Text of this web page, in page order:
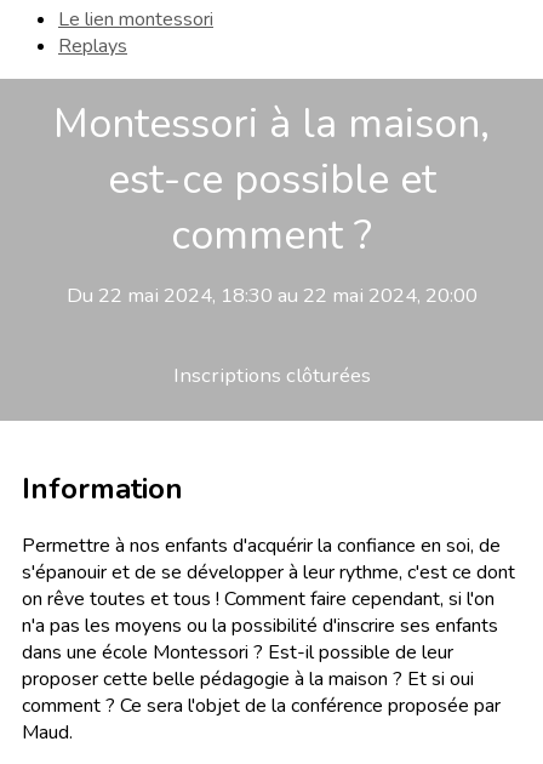
Le lien montessori
Replays
Montessori à la maison,
est-ce possible et
comment ?
Du 22 mai 2024, 18:30 au 22 mai 2024, 20:00
Inscriptions clôturées
Information
Permettre à nos enfants d'acquérir la confiance en soi, de
s'épanouir et de se développer à leur rythme, c'est ce dont
on rêve toutes et tous ! Comment faire cependant, si l'on
n'a pas les moyens ou la possibilité d'inscrire ses enfants
dans une école Montessori ? Est-il possible de leur
proposer cette belle pédagogie à la maison ? Et si oui
comment ? Ce sera l'objet de la conférence proposée par
Maud.